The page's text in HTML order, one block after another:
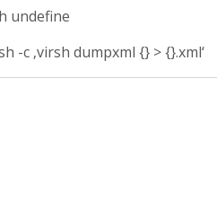
undefine
-c ‚virsh dumpxml {} > {}.xml‘